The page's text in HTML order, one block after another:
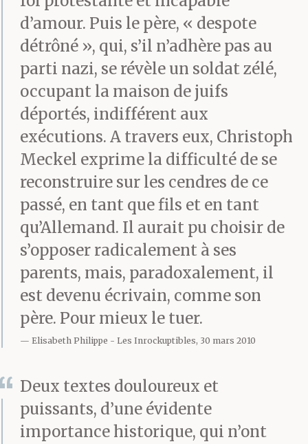
d’amour. Puis le père, « despote
détrôné », qui, s’il n’adhère pas au
parti nazi, se révèle un soldat zélé,
occupant la maison de juifs
déportés, indifférent aux
exécutions. A travers eux, Christoph
Meckel exprime la difficulté de se
reconstruire sur les cendres de ce
passé, en tant que fils et en tant
qu’Allemand. Il aurait pu choisir de
s’opposer radicalement à ses
parents, mais, paradoxalement, il
est devenu écrivain, comme son
père. Pour mieux le tuer.
Elisabeth Philippe Les Inrockuptibles, 30 mars 2010
Deux textes douloureux et
puissants, d’une évidente
importance historique, qui n’ont